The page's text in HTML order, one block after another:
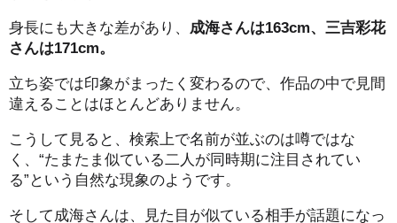
身長にも大きな差があり、
成海さんは163cm、三吉彩花
さんは171cm。
立ち姿では印象がまったく変わるので、作品の中で見間
違えることはほとんどありません。
こうして見ると、検索上で名前が並ぶのは噂ではな
く、“たまたま似ている二人が同時期に注目されてい
る”という自然な現象のようです。
そして成海さんは、見た目が似ている相手が話題になっ